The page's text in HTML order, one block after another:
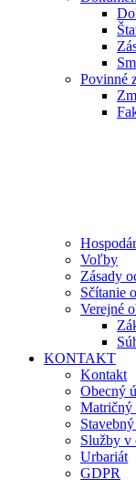
Povinné
Voľby
Zásady
Sčítanie
Verejné
KONTAKT
Kontakt
Obecný
Matričný
Služby v
Urbariát
GDPR